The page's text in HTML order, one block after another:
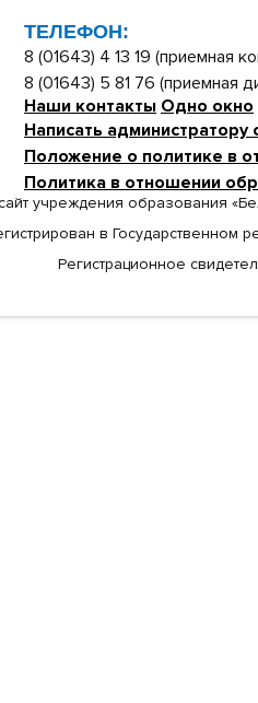
ТЕЛЕФОН:
8 (01643) 4 13 19 (приемная
8 (01643) 5 81 76 (приемная
Наши контакты Одно окно
Написать администратору
Положение о политике в
Политика в отношении
учреждения образования
в Государственном
Регистрационное